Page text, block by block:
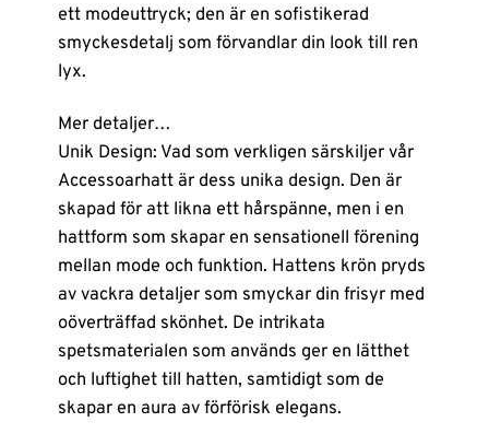
ett modeuttryck; den är en sofistikerad
smyckesdetalj som förvandlar din look till ren
lyx.
Mer detaljer…
Unik Design: Vad som verkligen särskiljer vår
Accessoarhatt är dess unika design. Den är
skapad för att likna ett hårspänne, men i en
hattform som skapar en sensationell förening
mellan mode och funktion. Hattens krön pryds
av vackra detaljer som smyckar din frisyr med
oöverträffad skönhet. De intrikata
spetsmaterialen som används ger en lätthet
och luftighet till hatten, samtidigt som de
skapar en aura av förförisk elegans.